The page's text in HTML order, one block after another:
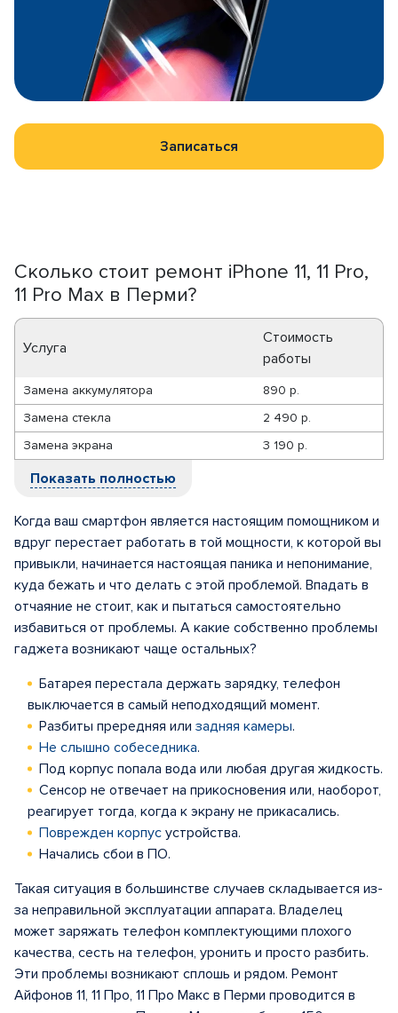
Записаться
Сколько стоит ремонт iPhone 11, 11 Pro,
11 Pro Max в Перми?
Услуга
Стоимость
работы
Замена аккумулятора
890 р.
Замена стекла
2 490 р.
Замена экрана
3 190 р.
Показать полностью
Когда ваш смартфон является настоящим помощником и
вдруг перестает работать в той мощности, к которой вы
привыкли, начинается настоящая паника и непонимание,
куда бежать и что делать с этой проблемой. Впадать в
отчаяние не стоит, как и пытаться самостоятельно
избавиться от проблемы. А какие собственно проблемы
гаджета возникают чаще остальных?
Батарея перестала держать зарядку, телефон
выключается в самый неподходящий момент.
Разбиты прередняя или задняя камеры.
Не слышно собеседника.
Под корпус попала вода или любая другая жидкость.
Сенсор не отвечает на прикосновения или, наоборот,
реагирует тогда, когда к экрану не прикасались.
Поврежден корпус устройства.
Начались сбои в ПО.
Такая ситуация в большинстве случаев складывается из-
за неправильной эксплуатации аппарата. Владелец
может заряжать телефон комплектующими плохого
качества, сесть на телефон, уронить и просто разбить.
Эти проблемы возникают сплошь и рядом. Ремонт
Айфонов 11, 11 Про, 11 Про Макс в Перми проводится в